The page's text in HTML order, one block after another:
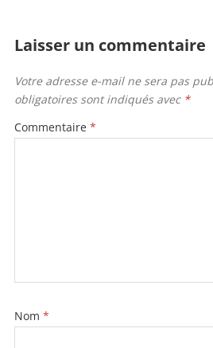
itt
er
c
e
b
o
o
ai
l
ai
l
ta
g
er
Laisser un commentaire
Votre adresse e-mail ne sera pas
obligatoires sont indiqués avec *
Commentaire *
Nom *